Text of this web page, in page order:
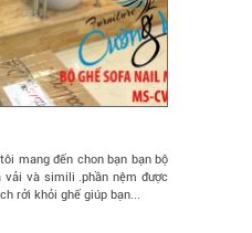
mang đến chon bạn bạn bộ
vải và simili .phần nệm được
rởi khỏi ghế giúp bạn...